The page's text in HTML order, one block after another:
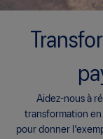
Aidez-nous à
transformation en
pour donner